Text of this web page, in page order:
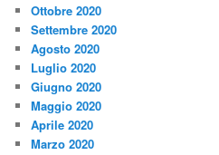
Ottobre 2020
Settembre 2020
Agosto 2020
Luglio 2020
Giugno 2020
Maggio 2020
Aprile 2020
Marzo 2020